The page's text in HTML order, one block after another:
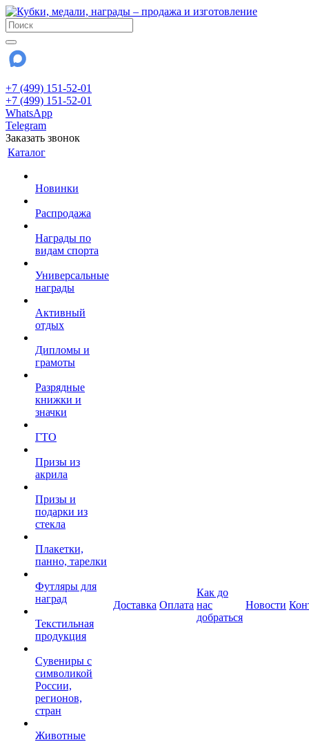
+7 (499) 151-52-01
+7 (499) 151-52-01
WhatsApp
Telegram
Заказать звонок
Каталог
Новинки
Распродажа
Награды по
видам спорта
Универсальные
награды
Активный
отдых
Дипломы и
грамоты
Разрядные
книжки и
значки
ГТО
Призы из
акрила
Призы и
подарки из
стекла
Плакетки,
панно, тарелки
Футляры для
наград
Текстильная
продукция
Сувениры с
символикой
России,
регионов,
стран
Животные
Доставка Оплата
Как до
нас
добраться
Новости